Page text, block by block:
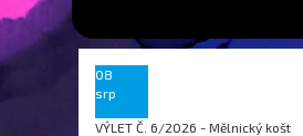
08
srp
VÝLET Č. 6/2026 - Mělnický košt